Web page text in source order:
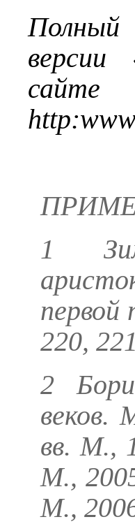
версии
сайте
http:www
1
220,
2
веков.
вв. М.,
М.,
М.,